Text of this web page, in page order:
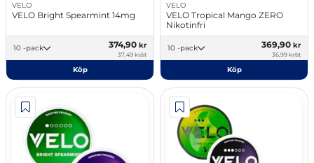
VELO
VELO Bright Spearmint 14mg
10 -pack 374,90 kr
37,49 kr/st
Köp
VELO
VELO Tropical Mango ZERO
Nikotinfri
10 -pack 369,90 kr
36,99 kr/st
Köp